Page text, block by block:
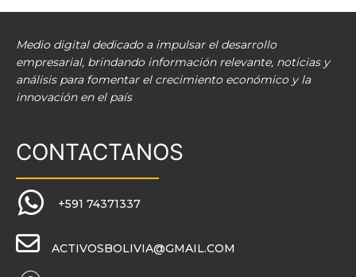
Medio digital dedicado a impulsar el desarrollo
empresarial, brindando información relevante, noticias y
análisis para fomentar el crecimiento económico y la
innovación en el país
CONTACTANOS
+591 74371337
ACTIVOSBOLIVIA@GMAIL.COM